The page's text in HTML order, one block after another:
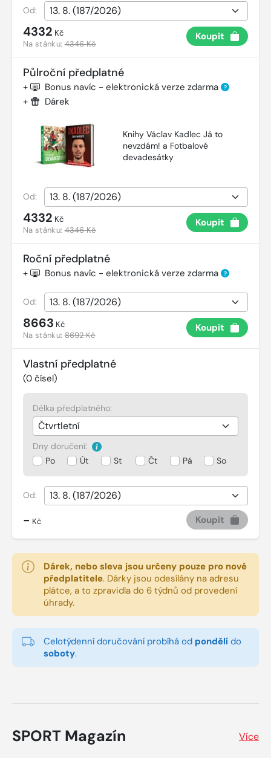
Od:
4332 Kč
Na stánku:4346 Kč
Koupit
Půlroční předplatné
+ Bonus navíc - elektronická verze zdarma ?
+ Dárek
Knihy Václav Kadlec Já to
nevzdám! a Fotbalové
devadesátky
Od:
4332 Kč
Na stánku:4346 Kč
Koupit
Roční předplatné
+ Bonus navíc - elektronická verze zdarma ?
Od:
8663 Kč
Na stánku:8692 Kč
Koupit
Vlastní předplatné
(0 čísel)
Délka předplatného:
Dny doručení:
Po
Út St Čt Pá So
Od:
- Kč Koupit
Dárek, nebo sleva jsou určeny pouze pro nové
předplatitele. Dárky jsou odesílány na adresu
plátce, a to zpravidla do 6 týdnů od provedení
úhrady.
Celotýdenní doručování probíhá od pondělí do
soboty.
SPORT Magazín Více